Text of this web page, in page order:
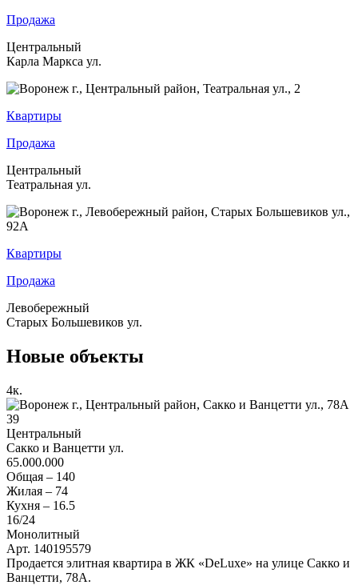
Продажа
Центральный
Карла Маркса ул.
Квартиры
Продажа
Центральный
Театральная ул.
Квартиры
Продажа
Левобережный
Старых Большевиков ул.
Новые объекты
4к.
39
Центральный
Сакко и Ванцетти ул.
65.000.000
Общая – 140
Жилая – 74
Кухня – 16.5
16/24
Монолитный
Арт. 140195579
Продается элитная квартира в ЖК «DeLuxe» на улице Сакко и
Ванцетти, 78А.